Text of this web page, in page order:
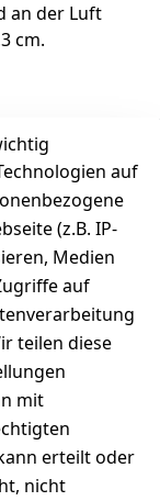
an der Luft
cm.
auf
(z.B. IP-
Medien
auf
teilen diese
mit
erteilt oder
nicht